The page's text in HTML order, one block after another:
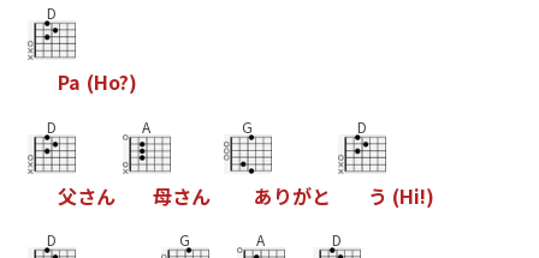
D
Pa (Ho?)
D
父さん
A
母さん
G
あ りがと
D
う (Hi!)
D G A D